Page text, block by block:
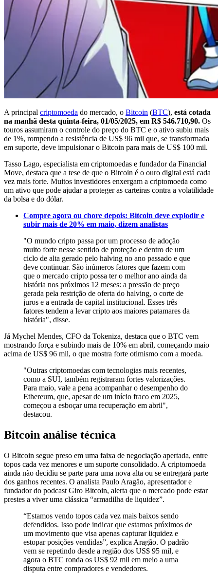
A principal criptomoeda do mercado, o Bitcoin (BTC), está cotada
na manhã desta quinta-feira, 01/05/2025, em R$ 546.710,90. Os
touros assumiram o controle do preço do BTC e o ativo subiu mais
de 1%, rompendo a resistência de US$ 96 mil que, se transformada
em suporte, deve impulsionar o Bitcoin para mais de US$ 100 mil.
Tasso Lago, especialista em criptomoedas e fundador da Financial
Move, destaca que a tese de que o Bitcoin é o ouro digital está cada
vez mais forte. Muitos investidores enxergam a criptomoeda como
um ativo que pode ajudar a proteger as carteiras contra a volatilidade
da bolsa e do dólar.
Compre agora ou chore depois: Bitcoin deve explodir e
subir mais de 20% em maio, dizem analistas
"O mundo cripto passa por um processo de adoção
muito forte nesse sentido de proteção e dentro de um
ciclo de alta gerado pelo halving no ano passado e que
deve continuar. São inúmeros fatores que fazem com
que o mercado cripto possa ter o melhor ano ainda da
história nos próximos 12 meses: a pressão de preço
gerada pela restrição de oferta do halving, o corte de
juros e a entrada de capital institucional. Esses três
fatores tendem a levar cripto aos maiores patamares da
história", disse.
Já Mychel Mendes, CFO da Tokeniza, destaca que o BTC vem
mostrando força e subindo mais de 10% em abril, começando maio
acima de US$ 96 mil, o que mostra forte otimismo com a moeda.
"Outras criptomoedas com tecnologias mais recentes,
como a SUI, também registraram fortes valorizações.
Para maio, vale a pena acompanhar o desempenho do
Ethereum, que, apesar de um início fraco em 2025,
começou a esboçar uma recuperação em abril",
destacou.
Bitcoin análise técnica
O Bitcoin segue preso em uma faixa de negociação apertada, entre
topos cada vez menores e um suporte consolidado. A criptomoeda
ainda não decidiu se parte para uma nova alta ou se entregará parte
dos ganhos recentes. O analista Paulo Aragão, apresentador e
fundador do podcast Giro Bitcoin, alerta que o mercado pode estar
prestes a viver uma clássica “armadilha de liquidez”.
“Estamos vendo topos cada vez mais baixos sendo
defendidos. Isso pode indicar que estamos próximos de
um movimento que visa apenas capturar liquidez e
estopar posições vendidas”, explica Aragão. O padrão
vem se repetindo desde a região dos US$ 95 mil, e
agora o BTC ronda os US$ 92 mil em meio a uma
disputa entre compradores e vendedores.